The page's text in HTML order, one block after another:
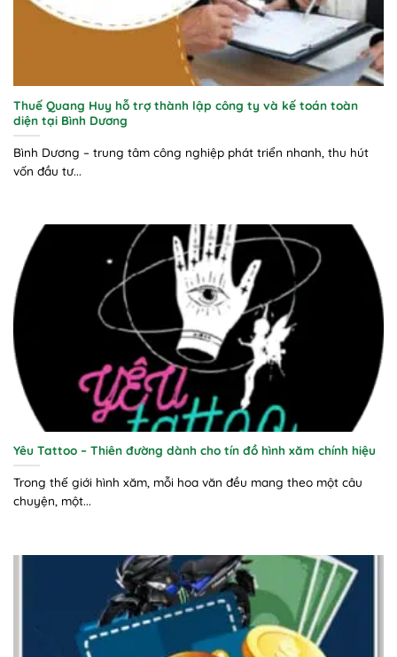
Thuế Quang Huy hỗ trợ thành lập công ty và kế toán toàn
diện tại Bình Dương
Bình Dương – trung tâm công nghiệp phát triển nhanh, thu hút
vốn đầu tư...
Yêu Tattoo – Thiên đường dành cho tín đồ hình xăm chính hiệu
Trong thế giới hình xăm, mỗi hoa văn đều mang theo một câu
chuyện, một...